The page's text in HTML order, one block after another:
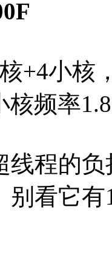
+4小核
核频率
程的
别看它